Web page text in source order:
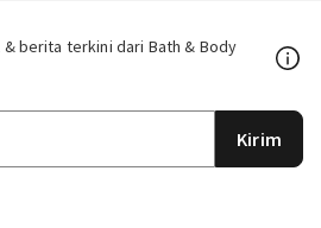
berita terkini dari Bath & Body
Kirim